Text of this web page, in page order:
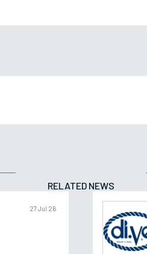
RELATED NEWS
27 Jul 26